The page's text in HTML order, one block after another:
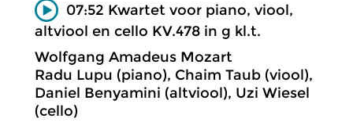
07:52 Kwartet voor piano, viool,
altviool en cello KV.478 in g kl.t.
Wolfgang Amadeus Mozart
Radu Lupu (piano), Chaim Taub (viool),
Daniel Benyamini (altviool), Uzi Wiesel
(cello)